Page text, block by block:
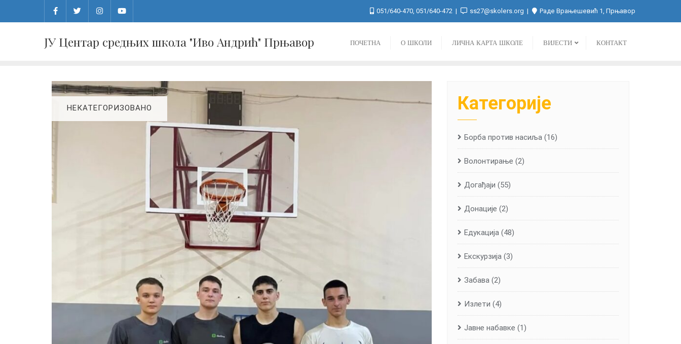
051/640-470, 051/640-472 ss27@skolers.org Раде Врањешевић 1, Прњавор
ЈУ Центар средњих школа "Иво Андрић" Прњавор ПОЧЕТНА О ШКОЛИ ЛИЧНА КАРТА ШКОЛЕ ВИЈЕСТИ КОНТАКТ
НЕКАТЕГОРИЗОВАНО Категорије
Борба против насиља (16)
Волонтирање (2)
Догађаји (55)
Донације (2)
Едукација (48)
Екскурзија (3)
Забава (2)
Излети (4)
Јавне набавке (1)